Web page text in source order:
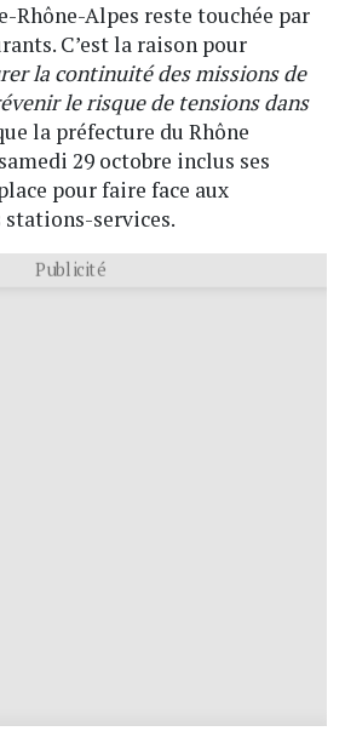
Rhône-Alpes reste touchée par
C’est la raison pour
la continuité des missions de
le risque de tensions dans
la préfecture du Rhône
29 octobre inclus ses
pour faire face aux
services.
Publicité